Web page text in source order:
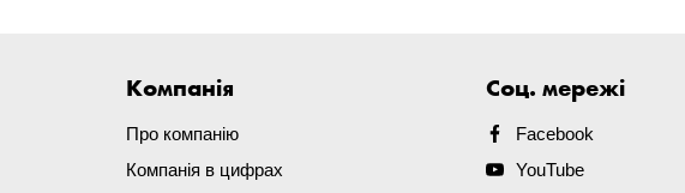
Компанія
Про компанію
Компанія в цифрах
Соц. мережі
Facebook
YouTube